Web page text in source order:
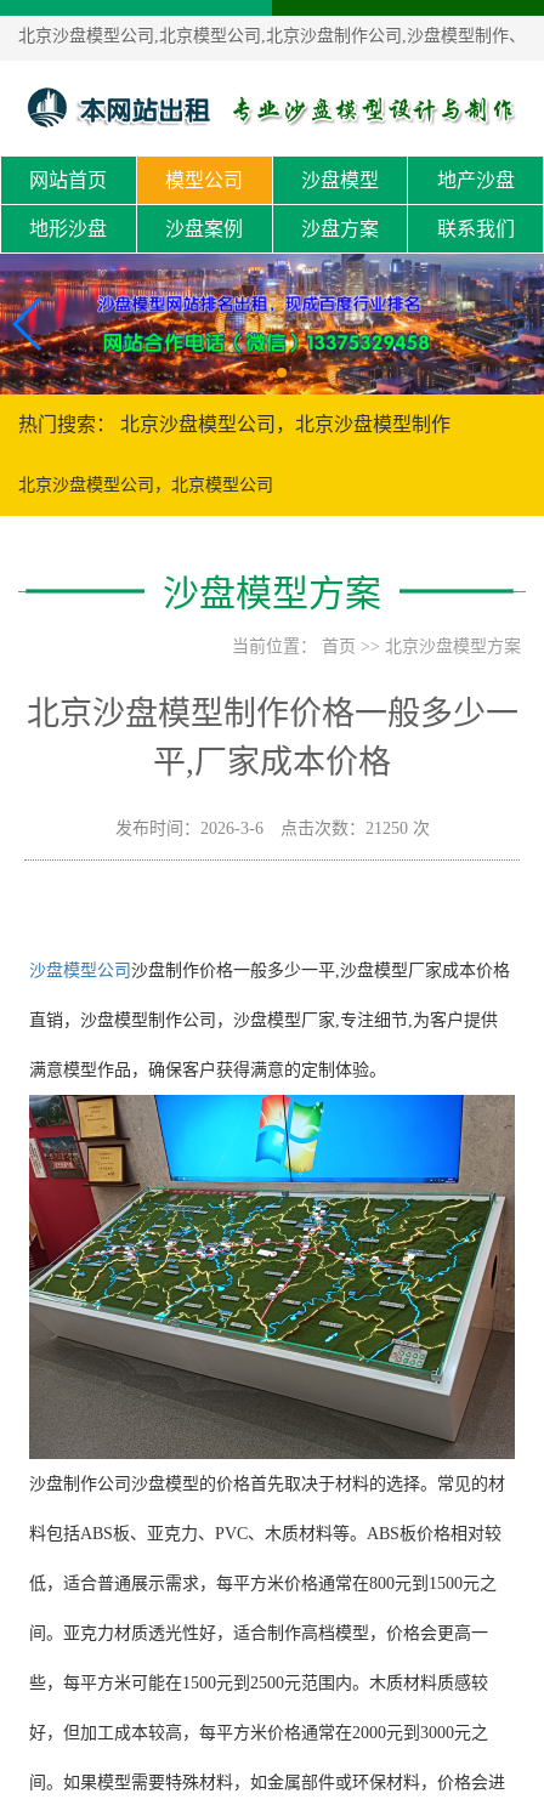
北京沙盘模型公司,北京模型公司,北京沙盘制作公司,沙盘模型制作、
沙盘定制！
网站首页 模型公司 沙盘模型 地产沙盘
地形沙盘 沙盘案例 沙盘方案 联系我们
热门搜索： 北京沙盘模型公司，北京沙盘模型制作
北京沙盘模型公司，北京模型公司
沙盘模型方案
当前位置： 首页 >> 北京沙盘模型方案
北京沙盘模型制作价格一般多少一
平,厂家成本价格
发布时间：2026-3-6 点击次数：21250 次
沙盘模型公司沙盘制作价格一般多少一平,沙盘模型厂家成本价格
直销，沙盘模型制作公司，沙盘模型厂家,专注细节,为客户提供
满意模型作品，确保客户获得满意的定制体验。
沙盘制作公司沙盘模型的价格首先取决于材料的选择。常见的材
料包括ABS板、亚克力、PVC、木质材料等。ABS板价格相对较
低，适合普通展示需求，每平方米价格通常在800元到1500元之
间。亚克力材质透光性好，适合制作高档模型，价格会更高一
些，每平方米可能在1500元到2500元范围内。木质材料质感较
好，但加工成本较高，每平方米价格通常在2000元到3000元之
间。如果模型需要特殊材料，如金属部件或环保材料，价格会进